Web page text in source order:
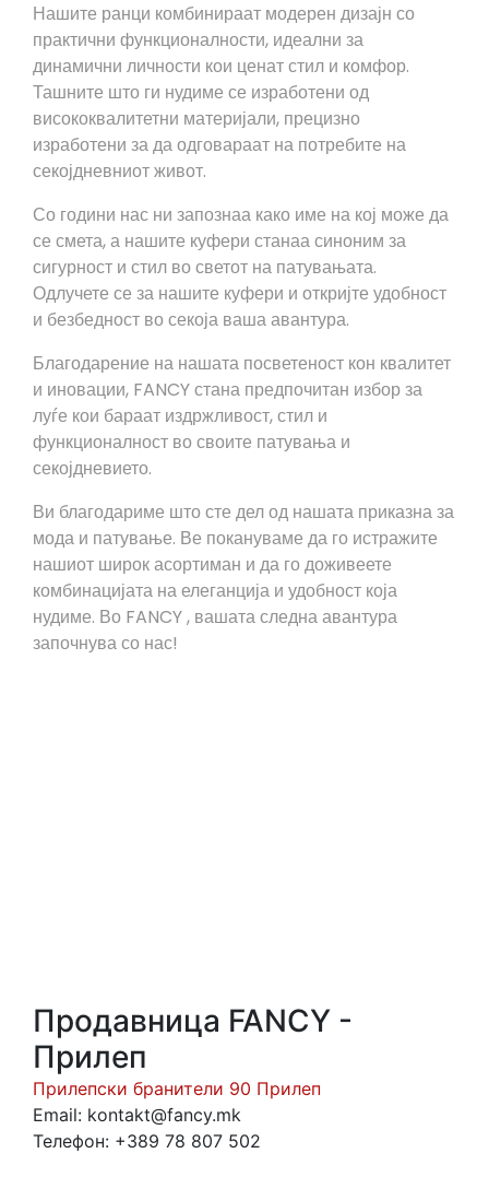
Нашите ранци комбинираат модерен дизајн со
практични функционалности, идеални за
динамични личности кои ценат стил и комфор.
Ташните што ги нудиме се изработени од
висококвалитетни материјали, прецизно
изработени за да одговараат на потребите на
секојдневниот живот.
Со години нас ни запознаа како име на кој може да
се смета, а нашите куфери станаа синоним за
сигурност и стил во светот на патувањата.
Одлучете се за нашите куфери и откријте удобност
и безбедност во секоја ваша авантура.
Благодарение на нашата посветеност кон квалитет
и иновации, FANCY стана предпочитан избор за
луѓе кои бараат издржливост, стил и
функционалност во своите патувања и
секојдневието.
Ви благодариме што сте дел од нашата приказна за
мода и патување. Ве покануваме да го истражите
нашиот широк асортиман и да го доживеете
комбинацијата на елеганција и удобност која
нудиме. Во FANCY , вашата следна авантура
започнува со нас!
Продавница FANCY -
Прилеп
Прилепски бранители 90 Прилеп
Email: kontakt@fancy.mk
Телефон: +389 78 807 502